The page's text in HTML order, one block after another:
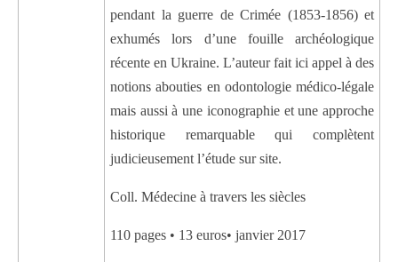
pendant la guerre de Crimée (1853-1856) et
exhumés lors d’une fouille archéologique
récente en Ukraine. L’auteur fait ici appel à des
notions abouties en odontologie médico-légale
mais aussi à une iconographie et une approche
historique remarquable qui complètent
judicieusement l’étude sur site.
Coll. Médecine à travers les siècles
110 pages • 13 euros• janvier 2017